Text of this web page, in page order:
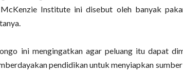
McKenzie Institute ini disebut oleh banyak
ini mengingatkan agar peluang itu dapat
pendidikan untuk menyiapkan